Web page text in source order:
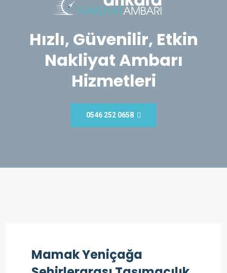
Hızlı, Güvenilir, Etkin
Nakliyat Ambarı
Hizmetleri
0546 252 0658
Mamak Yeniçağa